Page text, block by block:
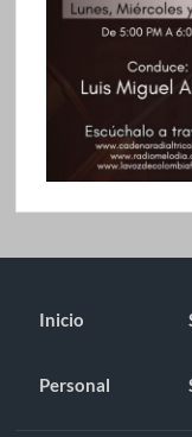
Inicio
Personal